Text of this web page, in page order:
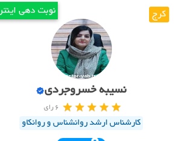
کرج نوبت دهی
نسیبه خسروجردی
6 رای
کارشناس ارشد روانشناس و روانکاو